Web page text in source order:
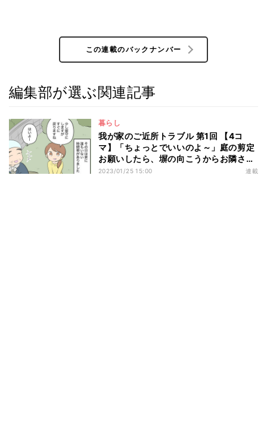
この連載のバックナンバー
編集部が選ぶ関連記事
暮らし
我が家のご近所トラブル 第1回 【4コ
マ】「ちょっとでいいのよ～」庭の剪定
お願いしたら、塀の向こうからお隣さん
が…
2023/01/25 15:00 連載